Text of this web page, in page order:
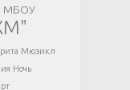
МБОУ
Мюзикл
Ночь